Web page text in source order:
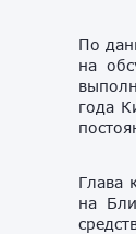
По
на
года
Глава
на